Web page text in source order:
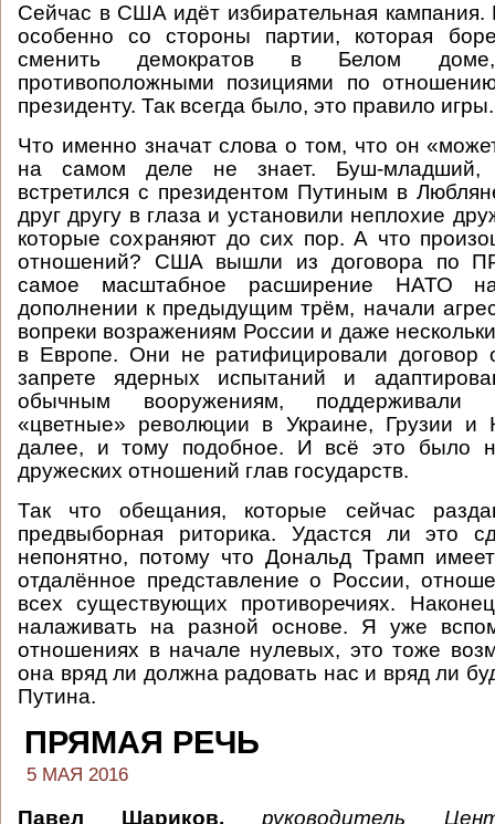
Сейчас в США идёт избирательная кампания.
особенно со стороны партии, которая
сменить демократов в Белом
противоположными позициями по
президенту. Так всегда было, это правило игры.
Что именно значат слова о том, что он
на самом деле не знает. Буш-младший,
встретился с президентом Путиным в
друг другу в глаза и установили неплохие
которые сохраняют до сих пор. А что
отношений? США вышли из договора по
самое масштабное расширение НАТО
дополнении к предыдущим трём, начали
вопреки возражениям России и даже
в Европе. Они не ратифицировали
запрете ядерных испытаний и
обычным вооружениям, поддерживали
«цветные» революции в Украине, Грузии и
далее, и тому подобное. И всё это было
дружеских отношений глав государств.
Так что обещания, которые сейчас
предвыборная риторика. Удастся ли это
непонятно, потому что Дональд Трамп
отдалённое представление о России,
всех существующих противоречиях.
налаживать на разной основе. Я уже
отношениях в начале нулевых, это тоже
она вряд ли должна радовать нас и вряд ли
Путина.
ПРЯМАЯ РЕЧЬ
5 МАЯ 2016
Павел Шариков, руководитель